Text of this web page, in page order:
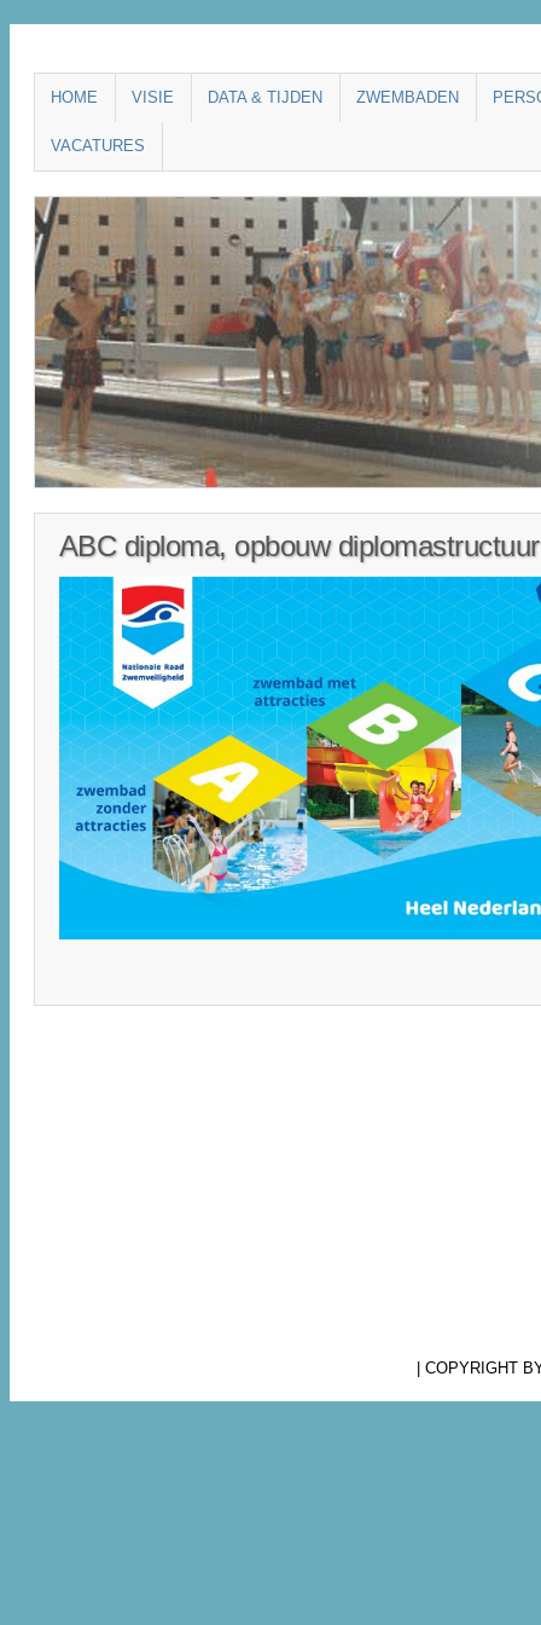
Main menu
SKIP
TO
CONTENT
HOME VISIE DATA & TIJDEN ZWEMBADEN
VACATURES
ABC diploma, opbouw diplomastructuur
| COPYRIGHT